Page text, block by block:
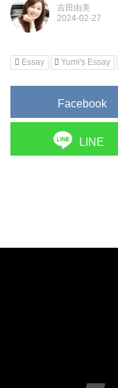
吉田由美
Essay Yumi's Essay
Facebook
LINE